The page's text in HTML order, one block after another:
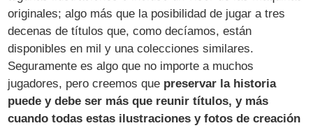
originales; algo más que la posibilidad de jugar a tres
decenas de títulos que, como decíamos, están
disponibles en mil y una colecciones similares.
Seguramente es algo que no importe a muchos
jugadores, pero creemos que preservar la historia
puede y debe ser más que reunir títulos, y más
cuando todas estas ilustraciones y fotos de creación